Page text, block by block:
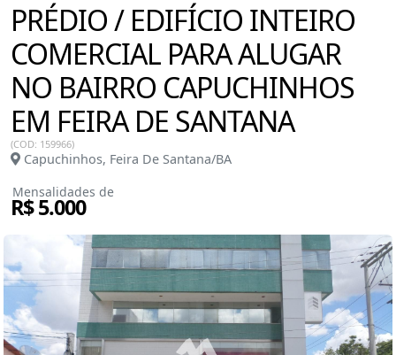
PRÉDIO / EDIFÍCIO INTEIRO
COMERCIAL PARA ALUGAR
NO BAIRRO CAPUCHINHOS
EM FEIRA DE SANTANA
(COD: 159966)
Capuchinhos, Feira De Santana/BA
Mensalidades de
R$ 5.000